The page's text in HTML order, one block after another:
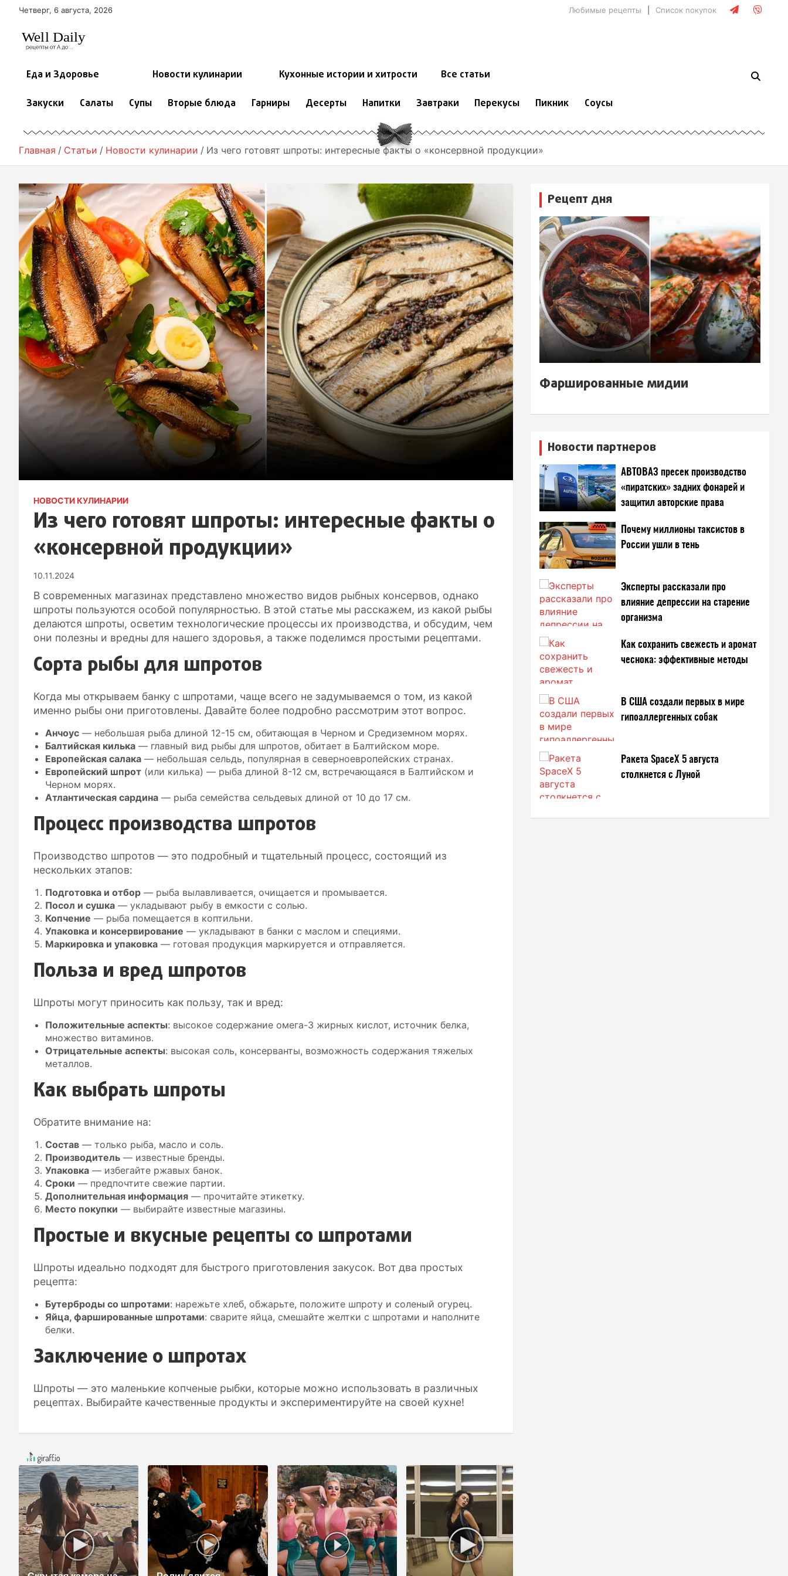
Четверг, 6 августа, 2026 Любимые рецепты Список покупок
Еда и Здоровье Новости кулинарии Кухонные истории и хитрости Все статьи
Закуски Салаты Супы Вторые блюда Гарниры Десерты Напитки Завтраки Перекусы Пикник Соусы
Главная Статьи Новости кулинарии Из чего готовят шпроты: интересные факты о «консервной продукции»
НОВОСТИ КУЛИНАРИИ
Из чего готовят шпроты: интересные факты о
«консервной продукции»
10.11.2024
В современных магазинах представлено множество видов рыбных консервов, однако
шпроты пользуются особой популярностью. В этой статье мы расскажем, из какой рыбы
делаются шпроты, осветим технологические процессы их производства, и обсудим, чем
они полезны и вредны для нашего здоровья, а также поделимся простыми рецептами.
Сорта рыбы для шпротов
Когда мы открываем банку с шпротами, чаще всего не задумываемся о том, из какой
именно рыбы они приготовлены. Давайте более подробно рассмотрим этот вопрос.
Анчоус — небольшая рыба длиной 12-15 см, обитающая в Черном и Средиземном морях.
Балтийская килька — главный вид рыбы для шпротов, обитает в Балтийском море.
Европейская салака — небольшая сельдь, популярная в северноевропейских странах.
Европейский шпрот (или килька) — рыба длиной 8-12 см, встречающаяся в Балтийском и
Черном морях.
Атлантическая сардина — рыба семейства сельдевых длиной от 10 до 17 см.
Процесс производства шпротов
Производство шпротов — это подробный и тщательный процесс, состоящий из
нескольких этапов:
Подготовка и отбор — рыба вылавливается, очищается и промывается.
Посол и сушка — укладывают рыбу в емкости с солью.
Копчение — рыба помещается в коптильни.
Упаковка и консервирование — укладывают в банки с маслом и специями.
Маркировка и упаковка — готовая продукция маркируется и отправляется.
Польза и вред шпротов
Шпроты могут приносить как пользу, так и вред:
Положительные аспекты: высокое содержание омега-3 жирных кислот, источник белка,
множество витаминов.
Отрицательные аспекты: высокая соль, консерванты, возможность содержания тяжелых
металлов.
Как выбрать шпроты
Обратите внимание на:
Состав — только рыба, масло и соль.
Производитель — известные бренды.
Упаковка — избегайте ржавых банок.
Сроки — предпочтите свежие партии.
Дополнительная информация — прочитайте этикетку.
Место покупки — выбирайте известные магазины.
Простые и вкусные рецепты со шпротами
Шпроты идеально подходят для быстрого приготовления закусок. Вот два простых
рецепта:
Бутерброды со шпротами: нарежьте хлеб, обжарьте, положите шпроту и соленый огурец.
Яйца, фаршированные шпротами: сварите яйца, смешайте желтки с шпротами и наполните
белки.
Заключение о шпротах
Шпроты — это маленькие копченые рыбки, которые можно использовать в различных
рецептах. Выбирайте качественные продукты и экспериментируйте на своей кухне!
Рецепт дня
Фаршированные мидии
Новости партнеров
АВТОВАЗ пресек производство
«пиратских» задних фонарей и
защитил авторские права
Почему миллионы таксистов в
России ушли в тень
Эксперты рассказали про
влияние депрессии на старение
организма
Как сохранить свежесть и аромат
чеснока: эффективные методы
В США создали первых в мире
гипоаллергенных собак
Ракета SpaceX 5 августа
столкнется с Луной